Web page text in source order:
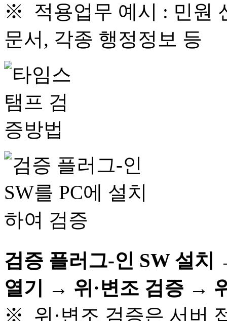
※ 적용업무 예시 : 민원
문서, 각종 행정정보 등
검증 플러그-인 SW 설
열기 → 위·변조 검증 →
※ 위·변조 검증은 서버